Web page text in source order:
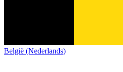
België (Nederlands)